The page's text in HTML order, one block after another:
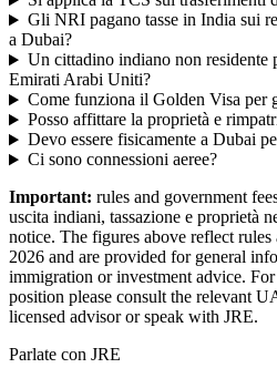
Gli NRI pagano tasse in India sui
a Dubai?
Un cittadino indiano non residente
Emirati Arabi Uniti?
Come funziona il Golden Visa per
Posso affittare la proprietà e
Devo essere fisicamente a Dubai
Ci sono connessioni aeree?
Important: rules and government
uscita indiani, tassazione e proprietà
notice. The figures above reflect
2026 and are provided for general
immigration or investment advice.
position please consult the relevant
licensed advisor or speak with JRE.
Parlate con JRE